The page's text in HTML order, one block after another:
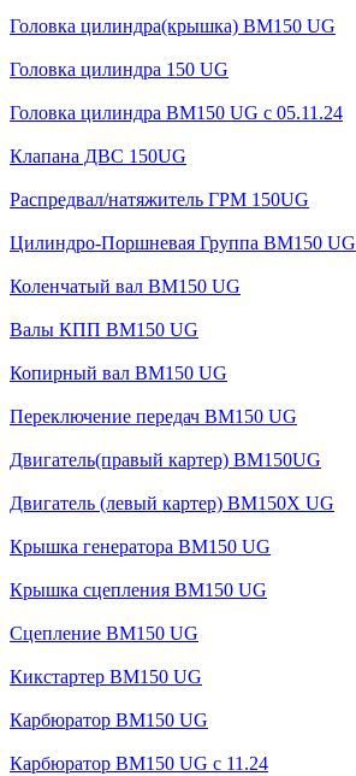
Головка цилиндра(крышка) BM150 UG
Головка цилиндра 150 UG
Головка цилиндра BM150 UG c 05.11.24
Клапана ДВС 150UG
Распредвал/натяжитель ГРМ 150UG
Цилиндро-Поршневая Группа BM150 UG
Коленчатый вал BM150 UG
Валы КПП BM150 UG
Копирный вал BM150 UG
Переключение передач BM150 UG
Двигатель(правый картер) ВМ150UG
Двигатель (левый картер) BM150X UG
Крышка генератора BM150 UG
Крышка сцепления BM150 UG
Сцепление BM150 UG
Кикстартер BM150 UG
Карбюратор BM150 UG
Карбюратор BM150 UG с 11.24